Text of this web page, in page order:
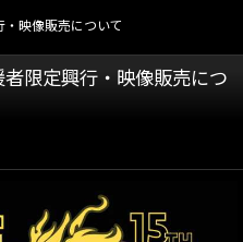
映像販売について
限定興行・映像販売につ